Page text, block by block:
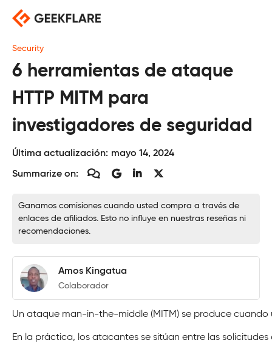
Saltar
contenido
Security
6 herramientas de ataque
HTTP MITM para
investigadores de seguridad
Última actualización: mayo 14, 2024
Summarize on:
Ganamos comisiones cuando usted compra a través de
enlaces de afiliados. Esto no influye en nuestras reseñas ni
recomendaciones.
Amos Kingatua
Colaborador
Un ataque man-in-the-middle (MITM) se produce
En la práctica, los atacantes se sitúan entre las